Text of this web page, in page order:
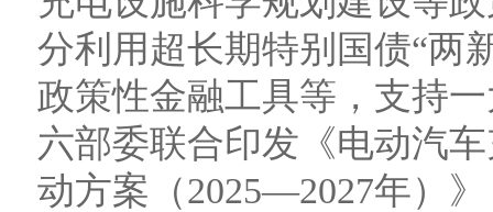
分利用超长期特别国债“两
政策性金融工具等，支持
六部委联合印发《电动汽
动方案（2025—2027年）